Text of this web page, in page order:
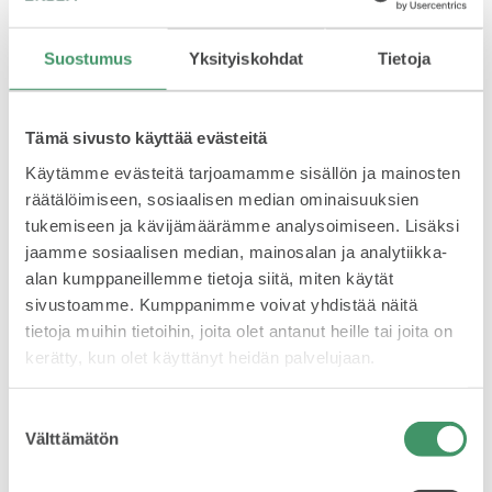
Suostumus Yksityiskohdat Tietoja
Tämä sivusto käyttää evästeitä
Käytämme evästeitä tarjoamamme sisällön ja mainosten
räätälöimiseen, sosiaalisen median ominaisuuksien
tukemiseen ja kävijämäärämme analysoimiseen. Lisäksi
jaamme sosiaalisen median, mainosalan ja analytiikka-
alan kumppaneillemme tietoja siitä, miten käytät
sivustoamme. Kumppanimme voivat yhdistää näitä
tietoja muihin tietoihin, joita olet antanut heille tai joita on
kerätty, kun olet käyttänyt heidän palvelujaan.
valinta
Välttämätön
Mallit
FABIA
OCTAVIA
moottoripyörä oli suurempi ja painavampi tai
moottoripyörässä oli sivuvaunu, perävaunu tai eteen
välipyörän ja kytkimen sekä asensi kaksivaihteisen
vaihteiston, minkä ansiosta moottori voitiin käynnistää
paikallaan.